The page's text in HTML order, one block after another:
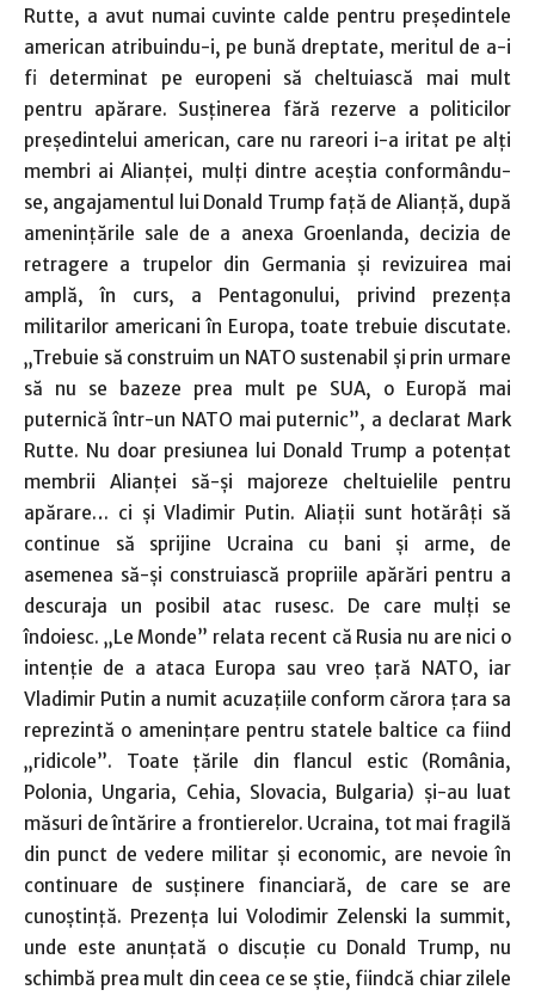
Rutte, a avut numai cuvinte calde pentru preşedintele
american atribuindu-i, pe bună dreptate, meritul de a-i
fi determinat pe europeni să cheltuiască mai mult
pentru apărare. Susţinerea fără rezerve a politicilor
preşedintelui american, care nu rareori i-a iritat pe alţi
membri ai Alianţei, mulţi dintre aceştia conformându-
se, angajamentul lui Donald Trump faţă de Alianţă, după
ameninţările sale de a anexa Groenlanda, decizia de
retragere a trupelor din Germania şi revizuirea mai
amplă, în curs, a Pentagonului, privind prezenţa
militarilor americani în Europa, toate trebuie discutate.
„Trebuie să construim un NATO sustenabil şi prin urmare
să nu se bazeze prea mult pe SUA, o Europă mai
puternică într-un NATO mai puternic”, a declarat Mark
Rutte. Nu doar presiunea lui Donald Trump a potenţat
membrii Alianţei să-şi majoreze cheltuielile pentru
apărare… ci şi Vladimir Putin. Aliaţii sunt hotărâţi să
continue să sprijine Ucraina cu bani şi arme, de
asemenea să-şi construiască propriile apărări pentru a
descuraja un posibil atac rusesc. De care mulţi se
îndoiesc. „Le Monde” relata recent că Rusia nu are nici o
intenţie de a ataca Europa sau vreo ţară NATO, iar
Vladimir Putin a numit acuzaţiile conform cărora ţara sa
reprezintă o ameninţare pentru statele baltice ca fiind
„ridicole”. Toate ţările din flancul estic (România,
Polonia, Ungaria, Cehia, Slovacia, Bulgaria) şi-au luat
măsuri de întărire a frontierelor. Ucraina, tot mai fragilă
din punct de vedere militar şi economic, are nevoie în
continuare de susţinere financiară, de care se are
cunoştinţă. Prezenţa lui Volodimir Zelenski la summit,
unde este anunţată o discuţie cu Donald Trump, nu
schimbă prea mult din ceea ce se ştie, fiindcă chiar zilele